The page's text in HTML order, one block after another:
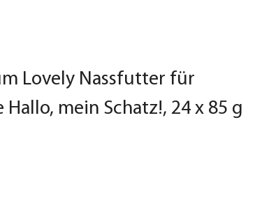
Lovely Nassfutter für
Hallo, mein Schatz!, 24 x 85 g